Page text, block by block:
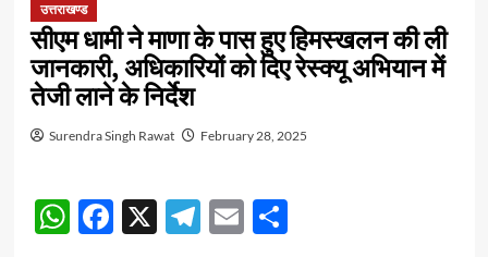
उत्तराखण्ड
सीएम धामी ने माणा के पास हुए हिमस्खलन की ली
जानकारी, अधिकारियों को दिए रेस्क्यू अभियान में
तेजी लाने के निर्देश
Surendra Singh Rawat February 28, 2025
WhatsApp
Facebook
X Telegram
EmailShare